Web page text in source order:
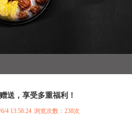
送，享受多重福利！
4 13:58:24 浏览次数： 238次